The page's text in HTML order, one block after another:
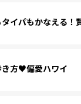
イパもかなえる！
き方♥偏愛ハワイ